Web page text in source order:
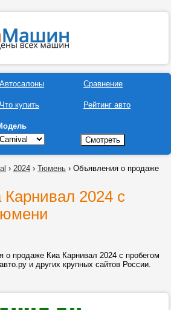
Автосалоны
Что купить
Сравнение
Рейтинг авто
› 2024 › Тюмень › Объявления о продаже
2024 с
о продаже Киа Карнивал 2024 с пробегом
и других крупных сайтов России.